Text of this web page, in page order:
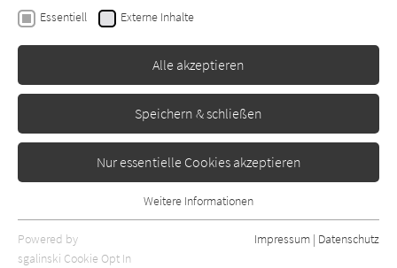
Gisbert Haefs
Die Mörder von Karthago
Erschienen: Januar 2010 Bibliogr. Angaben
Essentiell Externe Inhalte
Alle akzeptieren
Speichern & schließen
Nur essentielle Cookies akzeptieren
Essentielle Cookies werden für grundlegende Funktionen der
Webseite benötigt. Dadurch ist gewährleistet, dass die Webseite
Weitere Informationen
Powered by
sgalinski Cookie Opt In
Impressum | Datenschutz